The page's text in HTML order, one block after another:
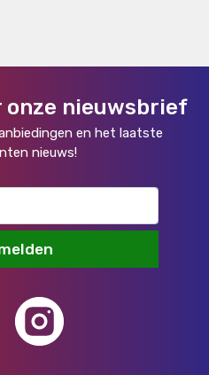
onze nieuwsbrief
en het laatste
nieuws!